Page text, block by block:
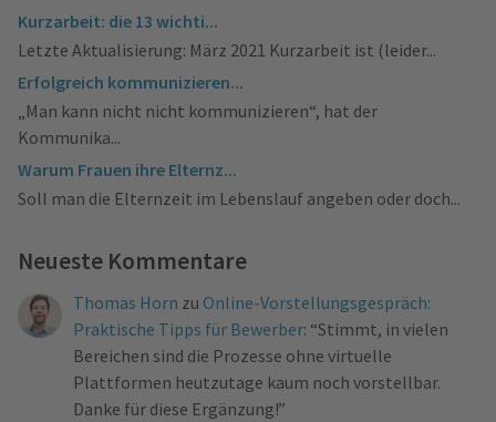
Kurzarbeit: die 13 wichti...
Letzte Aktualisierung: März 2021 Kurzarbeit ist (leider...
Erfolgreich kommunizieren...
„Man kann nicht nicht kommunizieren“, hat der
Kommunika...
Warum Frauen ihre Elternz...
Soll man die Elternzeit im Lebenslauf angeben oder doch...
Neueste Kommentare
Thomas Horn zu Online-Vorstellungsgespräch:
Praktische Tipps für Bewerber: “Stimmt, in vielen
Bereichen sind die Prozesse ohne virtuelle
Plattformen heutzutage kaum noch vorstellbar.
Danke für diese Ergänzung!”